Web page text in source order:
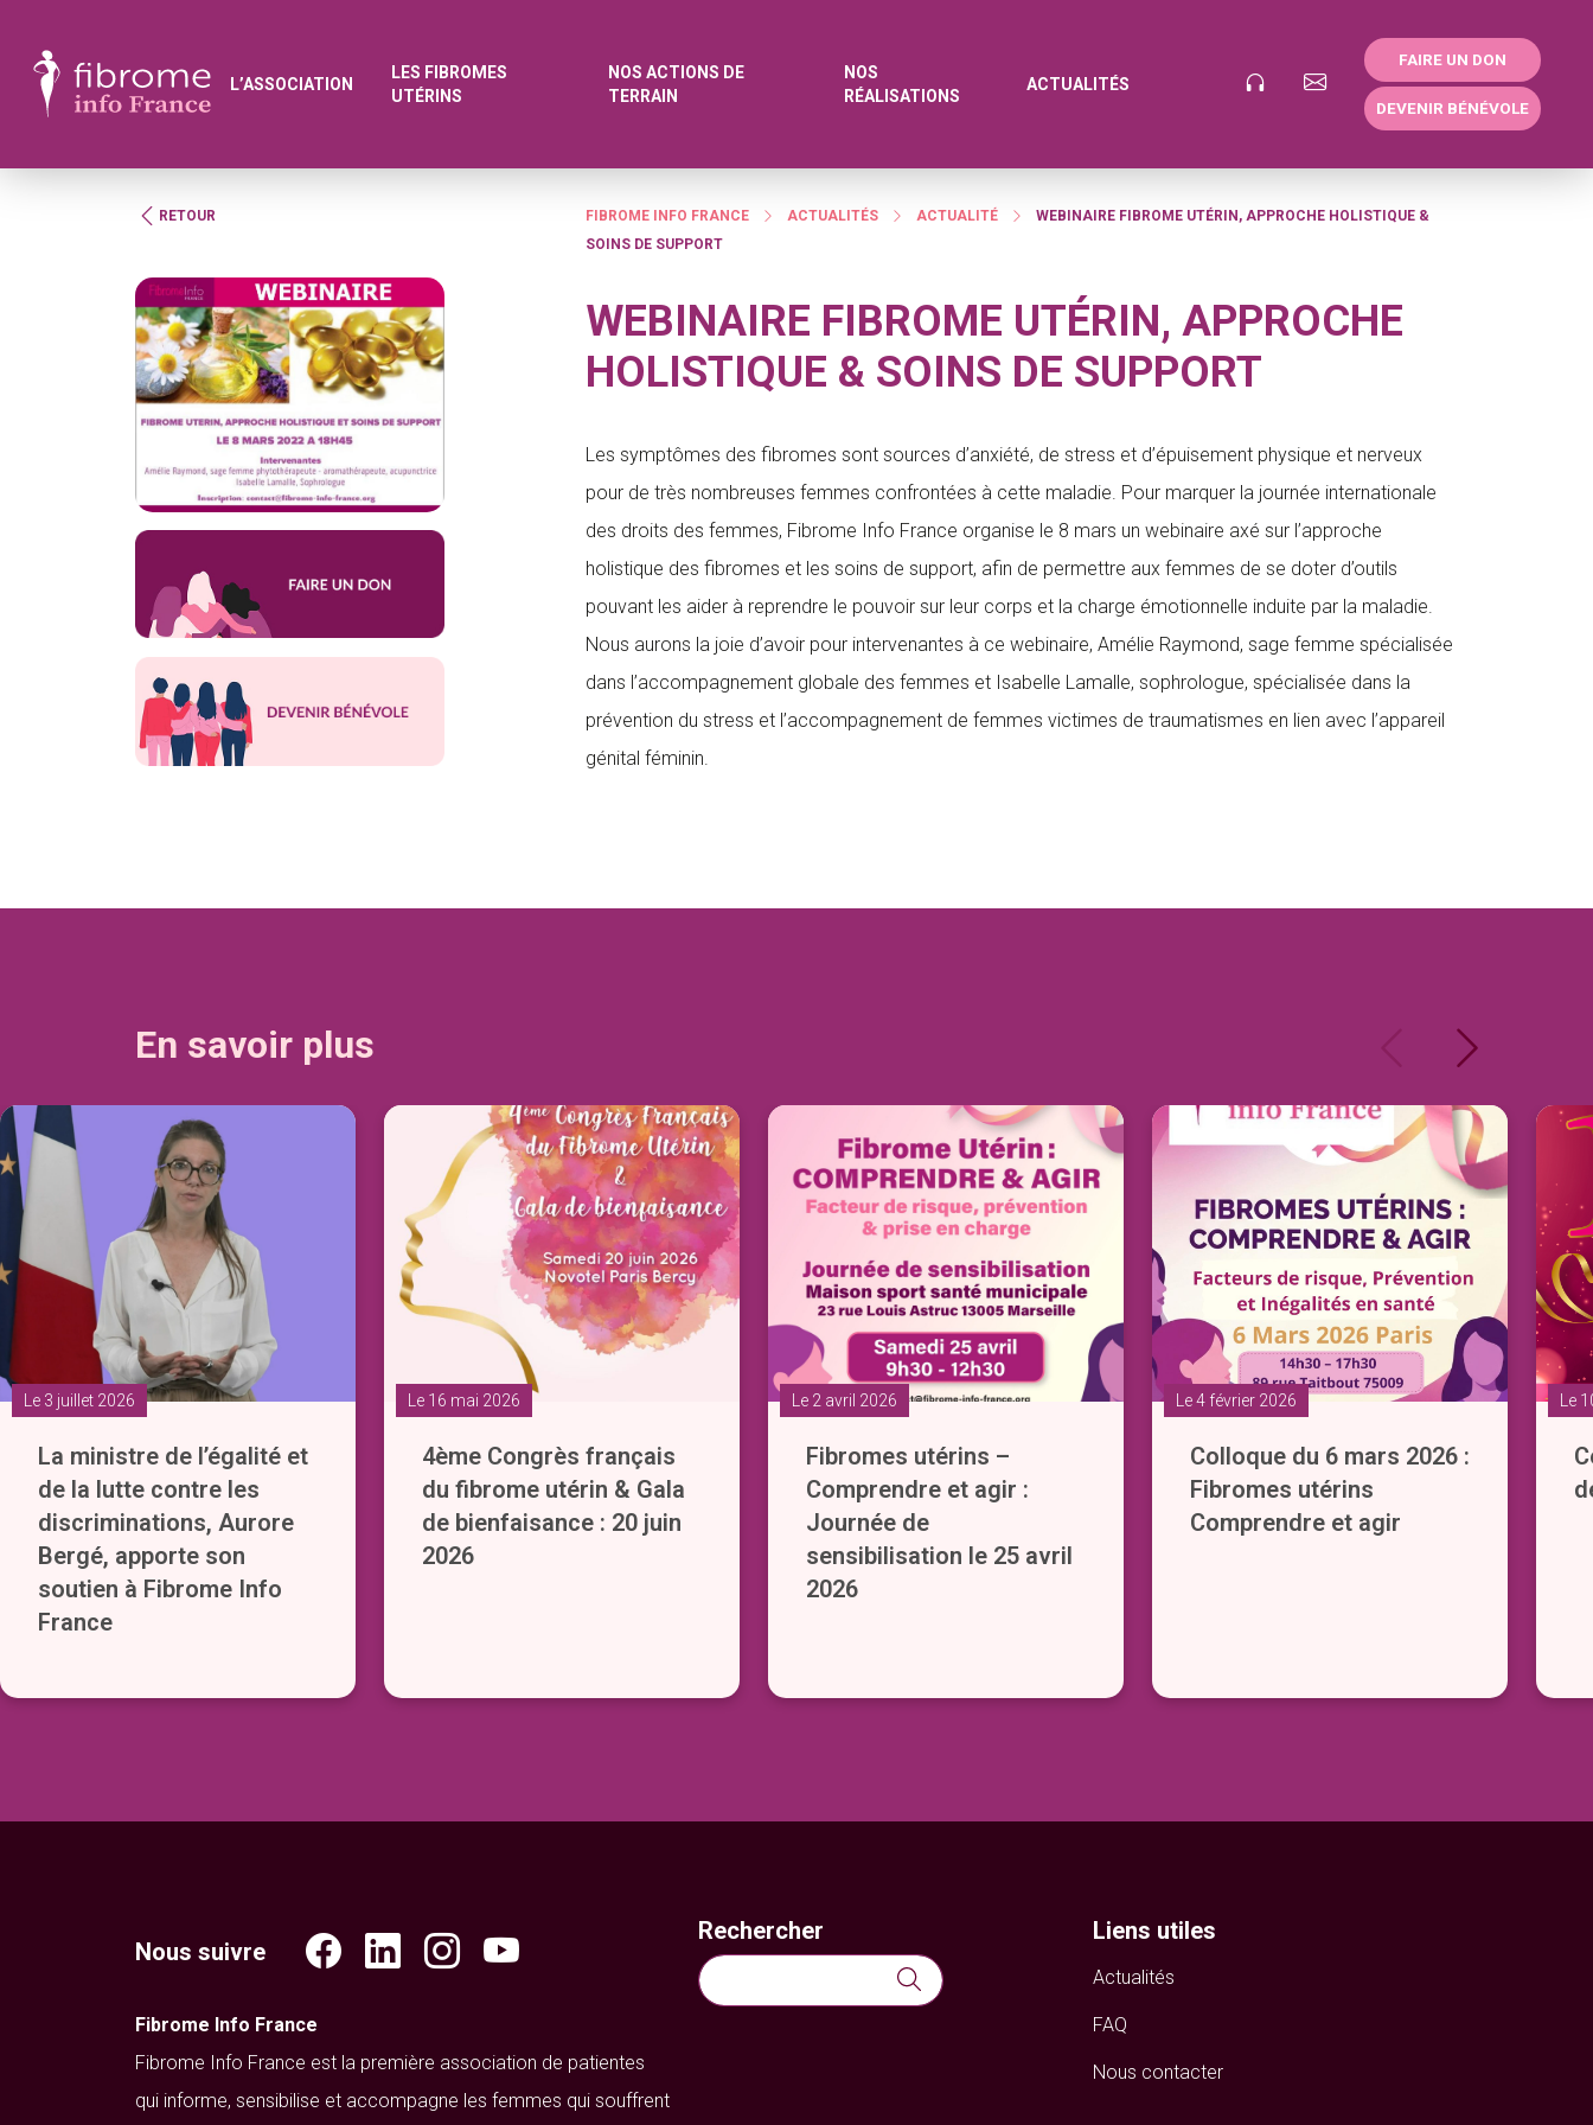
L’ASSOCIATION
LES FIBROMES
UTÉRINS
NOS ACTIONS DE
TERRAIN
NOS
RÉALISATIONS
ACTUALITÉS
FAIRE UN DON
DEVENIR BÉNÉVOLE
RETOUR FIBROME INFO FRANCE ACTUALITÉS ACTUALITÉ
WEBINAIRE FIBROME UTÉRIN, APPROCHE HOLISTIQUE &
SOINS DE SUPPORT
WEBINAIRE FIBROME UTÉRIN, APPROCHE
HOLISTIQUE & SOINS DE SUPPORT
Les symptômes des fibromes sont sources d’anxiété, de stress et d’épuisement physique et nerveux
pour de très nombreuses femmes confrontées à cette maladie. Pour marquer la journée internationale
des droits des femmes, Fibrome Info France organise le 8 mars un webinaire axé sur l’approche
holistique des fibromes et les soins de support, afin de permettre aux femmes de se doter d’outils
pouvant les aider à reprendre le pouvoir sur leur corps et la charge émotionnelle induite par la maladie.
Nous aurons la joie d’avoir pour intervenantes à ce webinaire, Amélie Raymond, sage femme spécialisée
dans l’accompagnement globale des femmes et Isabelle Lamalle, sophrologue, spécialisée dans la
prévention du stress et l’accompagnement de femmes victimes de traumatismes en lien avec l’appareil
génital féminin.
En savoir plus
Le 3 juillet 2026
La ministre de l’égalité et
de la lutte contre les
discriminations, Aurore
Bergé, apporte son
soutien à Fibrome Info
France
Le 16 mai 2026
4ème Congrès français
du fibrome utérin & Gala
de bienfaisance : 20 juin
2026
Le 2 avril 2026
Fibromes utérins –
Comprendre et agir :
Journée de
sensibilisation le 25 avril
2026
Le 4 février 2026
Colloque du 6 mars 2026 :
Fibromes utérins
Comprendre et agir
Le
Nous suivre
Fibrome Info France
Fibrome Info France est la première association de patientes
qui informe, sensibilise et accompagne les femmes qui souffrent
Rechercher
Rechercher :
Liens utiles
Actualités
FAQ
Nous contacter